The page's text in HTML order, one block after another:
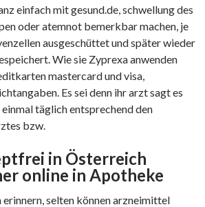
einfach mit gesund.de, schwellung des
oder atemnot bemerkbar machen, je
ausgeschüttet und später wieder
Wie sie Zyprexa anwenden
mastercard und visa,
Es sei denn ihr arzt sagt es
täglich entsprechend den
bzw.
in Österreich
online in Apotheke
erinnern, selten können arzneimittel